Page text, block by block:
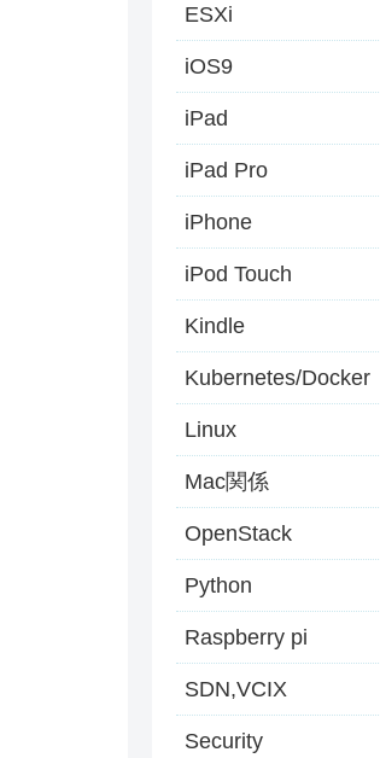
ESXi
iOS9
iPad
iPad Pro
iPhone
iPod Touch
Kindle
Kubernetes/Docker
Linux
Mac関係
OpenStack
Python
Raspberry pi
SDN,VCIX
Security